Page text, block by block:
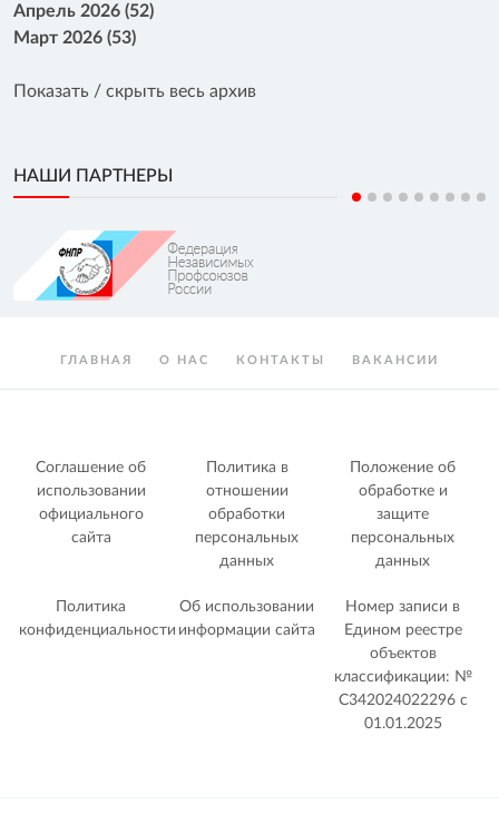
Апрель 2026 (52)
Март 2026 (53)
Показать / скрыть весь архив
НАШИ ПАРТНЕРЫ
ГЛАВНАЯ О НАС КОНТАКТЫ ВАКАНСИИ
Соглашение об
использовании
официального
сайта
Политика в
отношении
обработки
персональных
данных
Положение об
обработке и
защите
персональных
данных
Политика
конфиденциальности
Об использовании
информации сайта
Номер записи в
Едином реестре
объектов
классификации: №
С342024022296 c
01.01.2025